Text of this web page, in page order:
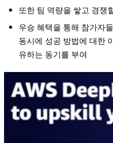
또한 팀 역량을 쌓고 경쟁
우승 혜택을 통해 참가자
동시에 성공 방법에 대한
유하는 동기를 부여